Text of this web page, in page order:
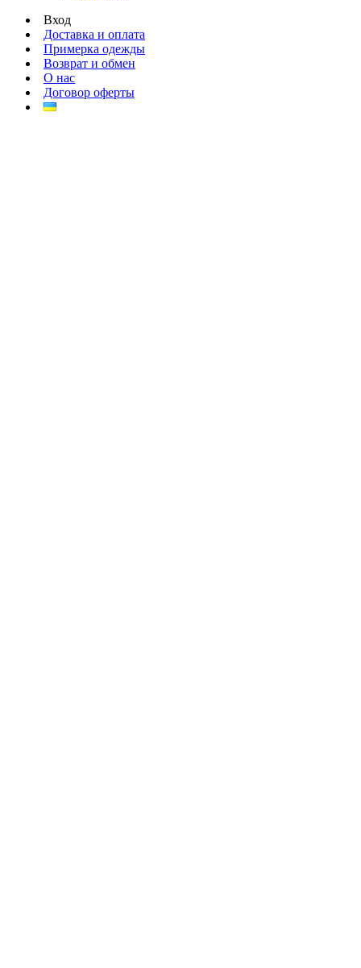
Вход
Доставка и оплата
Примерка одежды
Возврат и обмен
О нас
Договор оферты